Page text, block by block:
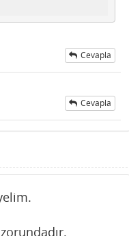
Cevapla
Cevapla